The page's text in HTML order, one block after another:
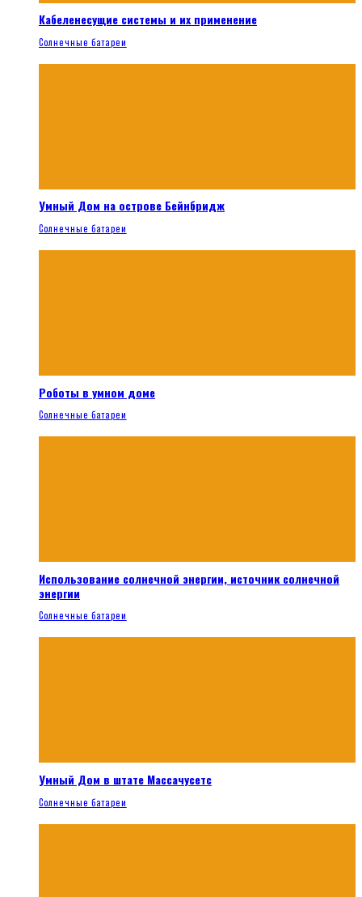
Кабеленесущие системы и их применение
Солнечные батареи
Умный Дом на острове Бейнбридж
Солнечные батареи
Роботы в умном доме
Солнечные батареи
Использование солнечной энергии, источник солнечной
энергии
Солнечные батареи
Умный Дом в штате Массачусетс
Солнечные батареи